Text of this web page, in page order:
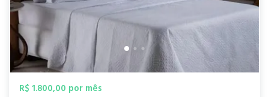
R$ 1.800,00 por mês